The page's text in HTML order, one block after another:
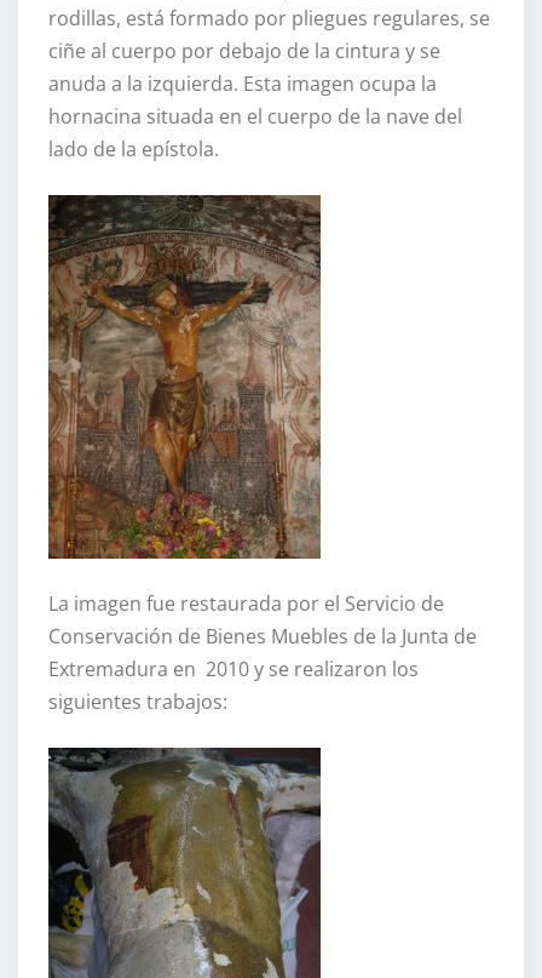
rodillas, está formado por pliegues regulares, se
ciñe al cuerpo por debajo de la cintura y se
anuda a la izquierda. Esta imagen ocupa la
hornacina situada en el cuerpo de la nave del
lado de la epístola.
La imagen fue restaurada por el Servicio de
Conservación de Bienes Muebles de la Junta de
Extremadura en 2010 y se realizaron los
siguientes trabajos: